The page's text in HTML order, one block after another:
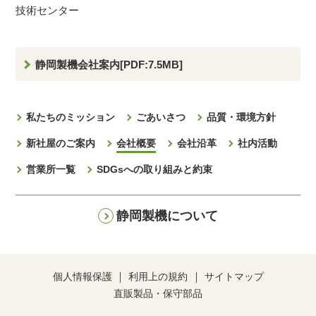
技術センター
静岡製機会社案内[PDF:7.5MB]
私たちのミッション ごあいさつ 品質・環境方針
新社屋のご案内 会社概要 会社沿革 社内活動
営業所一覧 SDGsへの取り組みと約束
静岡製機について
個人情報保護 利用上の規約
サイトマップ
直販製品・保守部品